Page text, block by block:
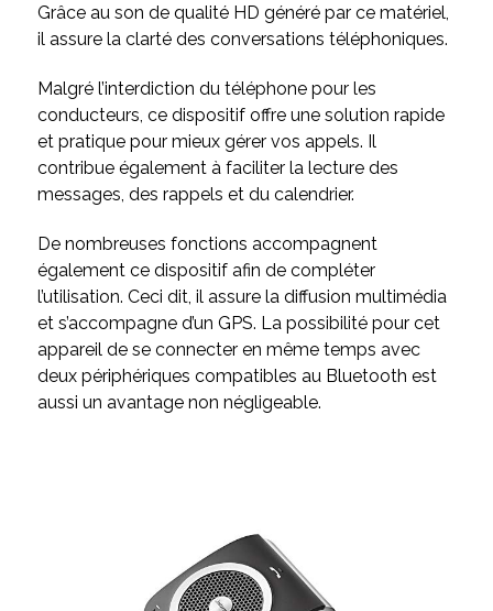
Grâce au son de qualité HD généré par ce matériel,
il assure la clarté des conversations téléphoniques.
Malgré l’interdiction du téléphone pour les
conducteurs, ce dispositif offre une solution rapide
et pratique pour mieux gérer vos appels. Il
contribue également à faciliter la lecture des
messages, des rappels et du calendrier.
De nombreuses fonctions accompagnent
également ce dispositif afin de compléter
l’utilisation. Ceci dit, il assure la diffusion multimédia
et s’accompagne d’un GPS. La possibilité pour cet
appareil de se connecter en même temps avec
deux périphériques compatibles au Bluetooth est
aussi un avantage non négligeable.